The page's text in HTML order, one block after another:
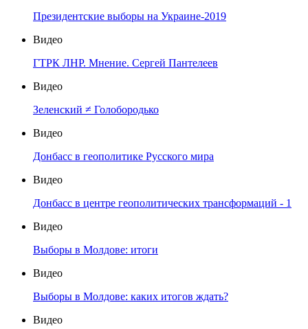
Президентские выборы на Украине-2019
Видео
ГТРК ЛНР. Мнение. Сергей Пантелеев
Видео
Зеленский ≠ Голобородько
Видео
Донбасс в геополитике Русского мира
Видео
Донбасс в центре геополитических трансформаций - 1
Видео
Выборы в Молдове: итоги
Видео
Выборы в Молдове: каких итогов ждать?
Видео